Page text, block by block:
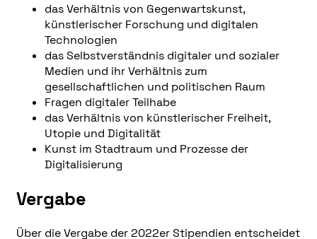
das Verhältnis von Gegenwartskunst,
künstlerischer Forschung und digitalen
Technologien
das Selbstverständnis digitaler und sozialer
Medien und ihr Verhältnis zum
gesellschaftlichen und politischen Raum
Fragen digitaler Teilhabe
das Verhältnis von künstlerischer Freiheit,
Utopie und Digitalität
Kunst im Stadtraum und Prozesse der
Digitalisierung
Vergabe
Über die Vergabe der 2022er Stipendien entscheidet